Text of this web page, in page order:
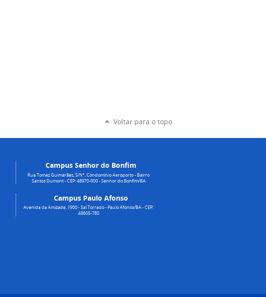
Voltar para o topo
Campus Senhor do Bonfim
Rua Tomaz Guimarães, S/N°, Condomínio Aeroporto - Bairro
Santos Dumont - CEP: 48970-000 - Senhor do Bonfim/BA
Campus Paulo Afonso
Avenida da Amizade, 1900 - Sal Torrado - Paulo Afonso/BA - CEP:
48605-780